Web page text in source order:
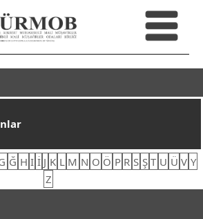
Ğ H I İ J K L M N O Ö P R S Ş T U Ü V Y
Z